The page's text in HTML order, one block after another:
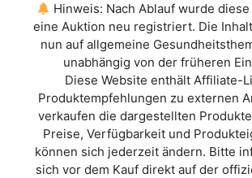
Hinweis: Nach Ablauf wurde
eine Auktion neu registriert. Die
nun auf allgemeine
unabhängig von der früheren
Diese Website enthält Affiliate-
Produktempfehlungen zu externen
verkaufen die dargestellten
Preise, Verfügbarkeit und
können sich jederzeit ändern. Bitte
sich vor dem Kauf direkt auf der